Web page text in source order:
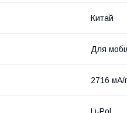
Китай
Для
2716 мА/
Li-Pol